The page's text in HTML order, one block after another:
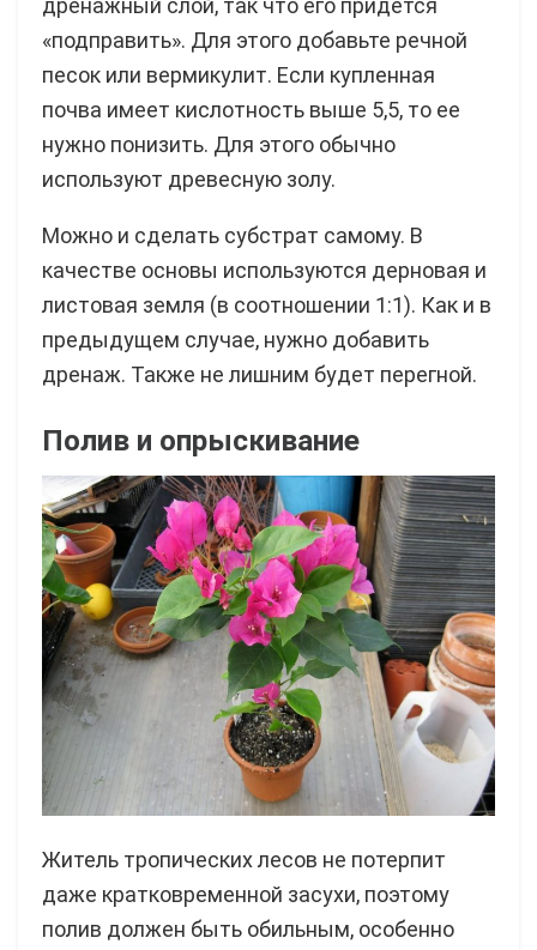
«подправить». Для этого добавьте речной
песок или вермикулит. Если купленная
почва имеет кислотность выше 5,5, то ее
нужно понизить. Для этого обычно
используют древесную золу.
Можно и сделать субстрат самому. В
качестве основы используются дерновая и
листовая земля (в соотношении 1:1). Как и в
предыдущем случае, нужно добавить
дренаж. Также не лишним будет перегной.
Полив и опрыскивание
Житель тропических лесов не потерпит
даже кратковременной засухи, поэтому
полив должен быть обильным, особенно